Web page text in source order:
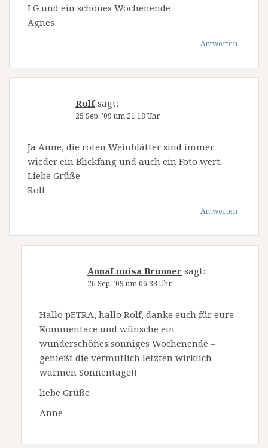
LG und ein schönes Wochenende
Agnes
Antworten
Rolf sagt:
25 Sep. ’09 um 21:18 Uhr
Ja Anne, die roten Weinblätter sind immer
wieder ein Blickfang und auch ein Foto wert.
Liebe Grüße
Rolf
Antworten
AnnaLouisa Brunner sagt:
26 Sep. ’09 um 06:38 Uhr
Hallo pETRA, hallo Rolf, danke euch für eure
Kommentare und wünsche ein
wunderschönes sonniges Wochenende –
genießt die vermutlich letzten wirklich
warmen Sonnentage!!
liebe Grüße
Anne